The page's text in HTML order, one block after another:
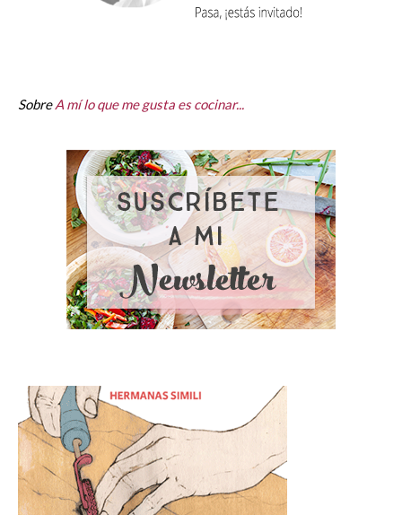
SobreA mí lo que me gusta es cocinar...